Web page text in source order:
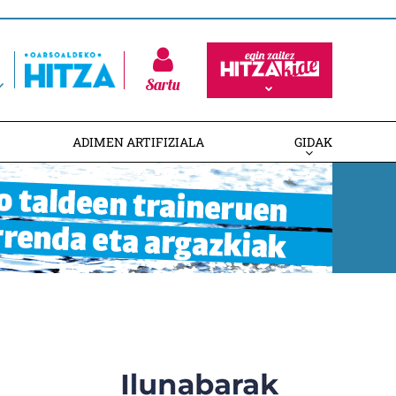
Sartu
ADIMEN ARTIFIZIALA GIDAK